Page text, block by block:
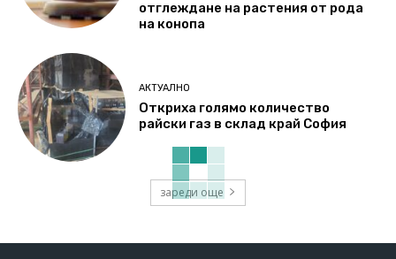
отглеждане на растения от рода
на конопа
АКТУАЛНО
Откриха голямо количество
райски газ в склад край София
зареди още